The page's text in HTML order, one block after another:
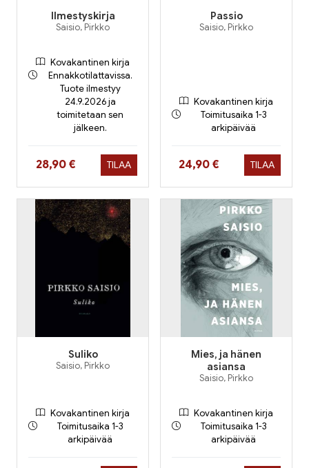
Ilmestyskirja
Saisio, Pirkko
Kovakantinen kirja
Ennakkotilattavissa.
Tuote ilmestyy
24.9.2026 ja
toimitetaan sen
jälkeen.
Hinta nyt
28,90 € TILAA
Passio
Saisio, Pirkko
Kovakantinen kirja
Toimitusaika 1-3
arkipäivää
Hinta nyt
24,90 € TILAA
Suliko
Saisio, Pirkko
Kovakantinen kirja
Toimitusaika 1-3
arkipäivää
Mies, ja hänen
asiansa
Saisio, Pirkko
Kovakantinen kirja
Toimitusaika 1-3
arkipäivää